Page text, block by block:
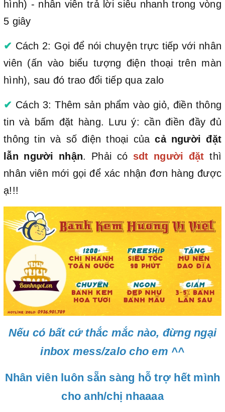
hình) - nhân viên trả lời siêu nhanh trong vòng
5 giây
✔ Cách 2: Gọi để nói chuyện trực tiếp với nhân
viên (ấn vào biểu tượng điện thoại trên màn
hình), sau đó trao đổi tiếp qua zalo
✔ Cách 3: Thêm sản phẩm vào giỏ, điền thông
tin và bấm đặt hàng. Lưu ý: cần điền đầy đủ
thông tin và số điện thoại củacả người đặt
lẫn người nhận. Phải có sdt người đặt thì
nhân viên mới gọi để xác nhận đơn hàng được
ạ!!!
Nếu có bất cứ thắc mắc nào, đừng ngại
inbox mess/zalo cho em ^^
Nhân viên luôn sẵn sàng hỗ trợ hết mình
cho anh/chị nhaaaa